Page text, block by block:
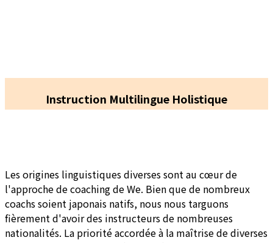
Instruction Multilingue Holistique
Les origines linguistiques diverses sont au cœur de
l'approche de coaching de We. Bien que de nombreux
coachs soient japonais natifs, nous nous targuons
fièrement d'avoir des instructeurs de nombreuses
nationalités. La priorité accordée à la maîtrise de diverses